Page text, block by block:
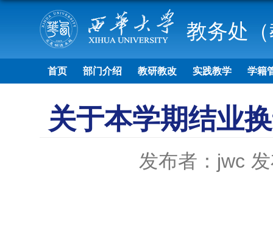
教务处
首页 部门介绍 教研教改 实践教学 学籍
关于本学期结业
发布者：jwc